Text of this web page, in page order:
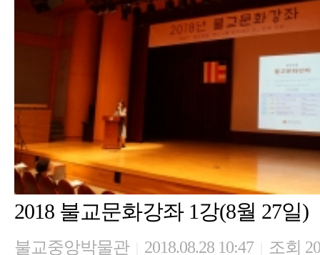
2018 불교문화강좌 1강(8월 27일)
불교중앙박물관 2018.08.28 10:47 조회